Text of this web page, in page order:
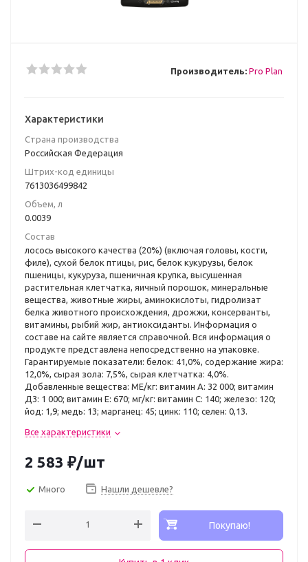
Производитель: Pro Plan
Характеристики
Страна производства
Российская Федерация
Штрих-код единицы
7613036499842
Объем, л
0.0039
Состав
лосось высокого качества (20%) (включая головы, кости,
филе), сухой белок птицы, рис, белок кукурузы, белок
пшеницы, кукуруза, пшеничная крупка, высушенная
растительная клетчатка, яичный порошок, минеральные
вещества, животные жиры, аминокислоты, гидролизат
белка животного происхождения, дрожжи, консерванты,
витамины, рыбий жир, антиоксиданты. Информация о
составе на сайте является справочной. Вся информация о
продукте представлена непосредственно на упаковке.
Гарантируемые показатели: белок: 41,0%, содержание жира:
12,0%, сырая зола: 7,5%, сырая клетчатка: 4,0%.
Добавленные вещества: МЕ/кг: витамин А: 32 000; витамин
Д3: 1 000; витамин E: 670; мг/кг: витамин C: 140; железо: 120;
йод: 1,9; медь: 13; марганец: 45; цинк: 110; селен: 0,13.
Все характеристики
2 583 ₽/шт
Много Нашли дешевле?
Покупаю!